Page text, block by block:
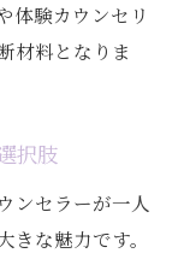
体験カウンセリ
材料となりま
択肢
ンセラーが一人
な魅力です。